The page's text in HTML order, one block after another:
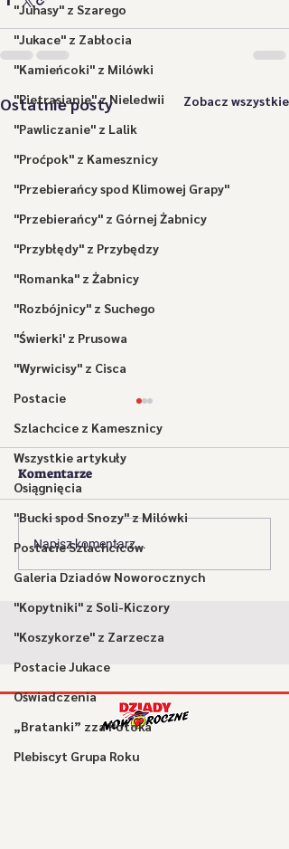
"Juhasy" z Szarego
"Jukace" z Zabłocia
"Kamieńcoki" z Milówki
"Pietrasianie" z Nieledwii
"Pawliczanie" z Lalik
"Proćpok" z Kamesznicy
"Przebierańcy spod Klimowej Grapy"
"Przebierańcy" z Górnej Żabnicy
"Przybłędy" z Przybędzy
"Romanka" z Żabnicy
"Rozbójnicy" z Suchego
"Świerki' z Prusowa
"Wyrwicisy" z Cisca
Postacie
Szlachcice z Kamesznicy
Wszystkie artykuły
Osiągnięcia
"Bucki spod Snozy" z Milówki
Postacie Szlachciców
Galeria Dziadów Noworocznych
"Kopytniki" z Soli-Kiczory
"Koszykorze" z Zarzecza
Postacie Jukace
Oświadczenia
„Bratanki” zza Potoka
Plebiscyt Grupa Roku
Ostatnie posty Zobacz wszystkie
Gościna w Milówce za
nami [WIDEO]
Komentarze
Napisz komentarz...